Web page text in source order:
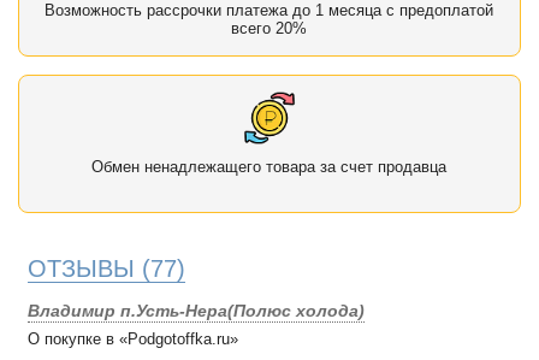
Возможность рассрочки платежа до 1 месяца с предоплатой
всего 20%
Обмен ненадлежащего товара за счет продавца
ОТЗЫВЫ (77)
Владимир п.Усть-Нера(Полюс холода)
О покупке в «Podgotoffka.ru»